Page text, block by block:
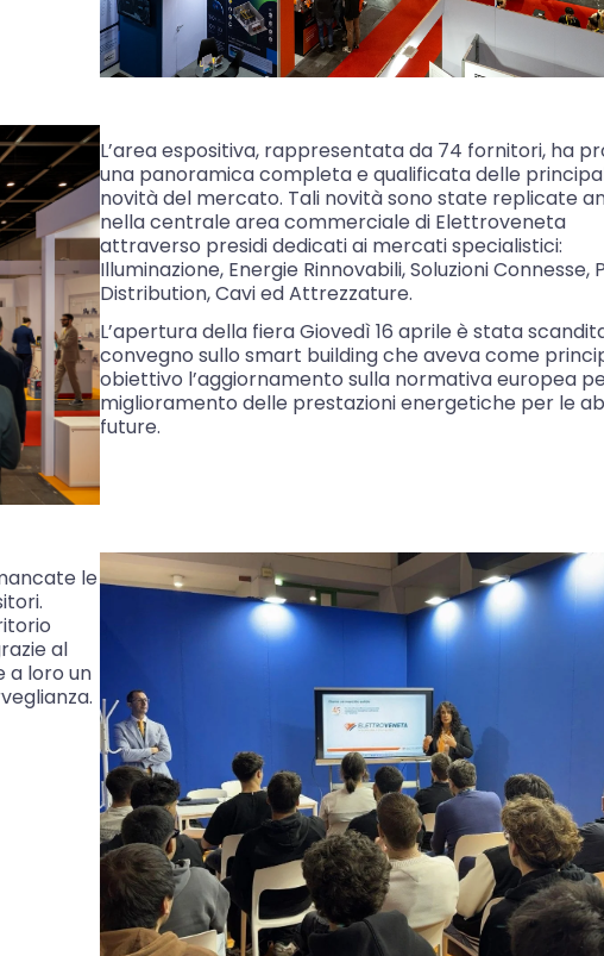
L’area espositiva, rappresentata da 74 fornitori, ha
una panoramica completa e qualificata delle
novità del mercato. Tali novità sono state replicate
nella centrale area commerciale di Elettroveneta
attraverso presidi dedicati ai mercati specialistici:
Illuminazione, Energie Rinnovabili, Soluzioni Connesse,
Distribution, Cavi ed Attrezzature.
L’apertura della fiera Giovedì 16 aprile è stata
convegno sullo smart building che aveva come
obiettivo l’aggiornamento sulla normativa europea
miglioramento delle prestazioni energetiche per le
future.
le
al
a loro un